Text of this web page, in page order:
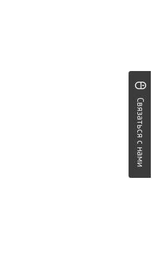
Связаться с нами